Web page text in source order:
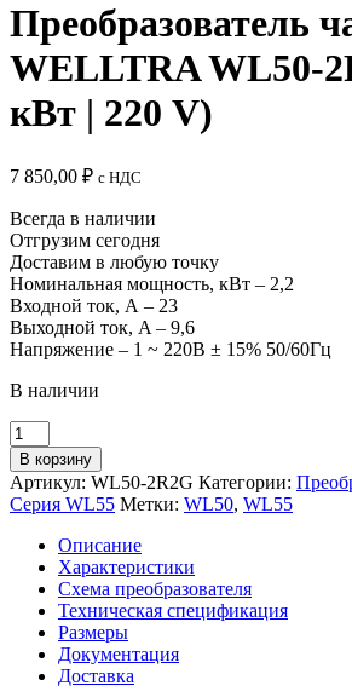
Преобразователь
WELLTRA WL50-
кВт | 220 V)
7 850,00 ₽ c НДС
Всегда в наличии
Отгрузим сегодня
Доставим в любую точку
Номинальная мощность, кВт – 2,2
Входной ток, А – 23
Выходной ток, A – 9,6
Напряжение – 1 ~ 220B ± 15% 50/60Гц
В наличии
Количество
товара
Преобразователь
частоты
WELLTRA
WL50-
2R2G
кВт
В корзину
Артикул: WL50-2R2G Категории:
Серия WL55 Метки: WL50, WL55
Описание
Характеристики
Схема преобразователя
Техническая спецификация
Размеры
Документация
Доставка